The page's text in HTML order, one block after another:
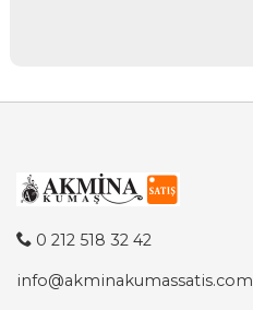
0 212 518 32 42
info@akminakumassatis.com